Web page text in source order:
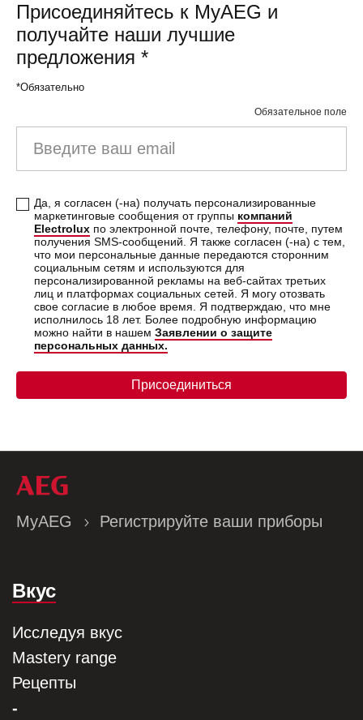
Присоединяйтесь к MyAEG и
получайте наши лучшие
предложения *
*Обязательно
Обязательное поле
Да, я согласен (-на) получать персонализированные
маркетинговые сообщения от группы компаний
Electrolux по электронной почте, телефону, почте, путем
получения SMS-сообщений. Я также согласен (-на) с тем,
что мои персональные данные передаются сторонним
социальным сетям и используются для
персонализированной рекламы на веб-сайтах третьих
лиц и платформах социальных сетей. Я могу отозвать
свое согласие в любое время. Я подтверждаю, что мне
исполнилось 18 лет. Более подробную информацию
можно найти в нашем Заявлении о защите
персональных данных.
Присоединиться
MyAEG Регистрируйте ваши приборы
Вкус
Исследуя вкус
Mastery range
Рецепты
-